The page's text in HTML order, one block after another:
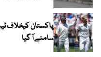
سامنے آ گیا